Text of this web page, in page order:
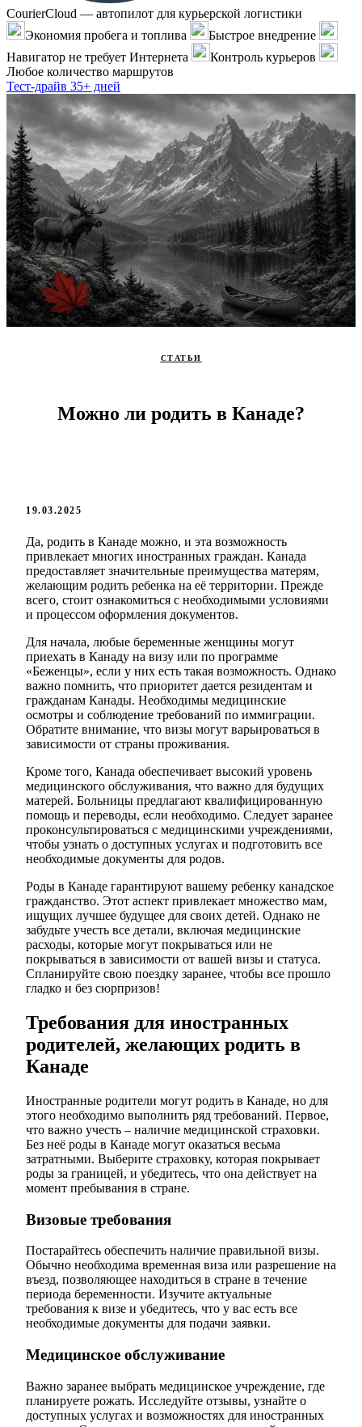
CourierCloud — автопилот для курьерской логистики
Экономия пробега и топлива
Быстрое внедрение
Навигатор не требует Интернета
Контроль курьеров
Любое количество маршрутов
Тест-драйв 35+ дней
СТАТЬИ
Можно ли родить в Канаде?
19.03.2025
Да, родить в Канаде можно, и эта возможность
привлекает многих иностранных граждан. Канада
предоставляет значительные преимущества матерям,
желающим родить ребенка на её территории. Прежде
всего, стоит ознакомиться с необходимыми условиями
и процессом оформления документов.
Для начала, любые беременные женщины могут
приехать в Канаду на визу или по программе
«Беженцы», если у них есть такая возможность. Однако
важно помнить, что приоритет дается резидентам и
гражданам Канады. Необходимы медицинские
осмотры и соблюдение требований по иммиграции.
Обратите внимание, что визы могут варьироваться в
зависимости от страны проживания.
Кроме того, Канада обеспечивает высокий уровень
медицинского обслуживания, что важно для будущих
матерей. Больницы предлагают квалифицированную
помощь и переводы, если необходимо. Следует заранее
проконсультироваться с медицинскими учреждениями,
чтобы узнать о доступных услугах и подготовить все
необходимые документы для родов.
Роды в Канаде гарантируют вашему ребенку канадское
гражданство. Этот аспект привлекает множество мам,
ищущих лучшее будущее для своих детей. Однако не
забудьте учесть все детали, включая медицинские
расходы, которые могут покрываться или не
покрываться в зависимости от вашей визы и статуса.
Спланируйте свою поездку заранее, чтобы все прошло
гладко и без сюрпризов!
Требования для иностранных
родителей, желающих родить в
Канаде
Иностранные родители могут родить в Канаде, но для
этого необходимо выполнить ряд требований. Первое,
что важно учесть – наличие медицинской страховки.
Без неё роды в Канаде могут оказаться весьма
затратными. Выберите страховку, которая покрывает
роды за границей, и убедитесь, что она действует на
момент пребывания в стране.
Визовые требования
Постарайтесь обеспечить наличие правильной визы.
Обычно необходима временная виза или разрешение на
въезд, позволяющее находиться в стране в течение
периода беременности. Изучите актуальные
требования к визе и убедитесь, что у вас есть все
необходимые документы для подачи заявки.
Медицинское обслуживание
Важно заранее выбрать медицинское учреждение, где
планируете рожать. Исследуйте отзывы, узнайте о
доступных услугах и возможностях для иностранных